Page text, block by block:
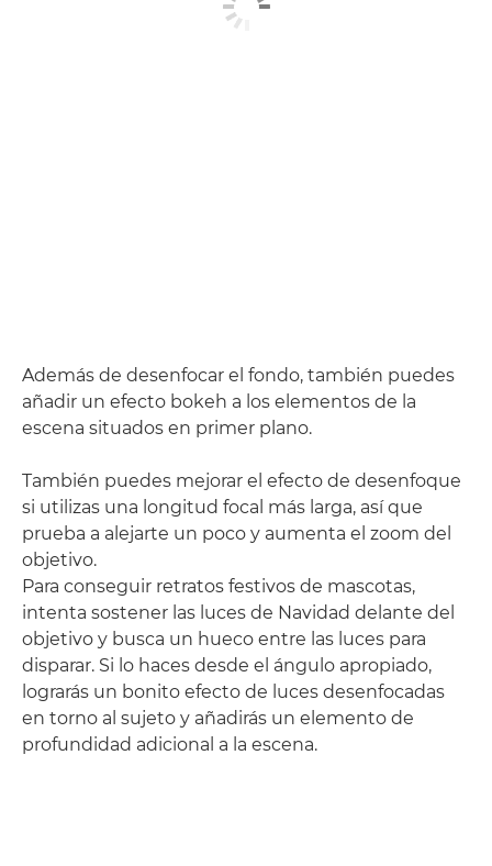
Además de desenfocar el fondo, también puedes
añadir un efecto bokeh a los elementos de la
escena situados en primer plano.
También puedes mejorar el efecto de desenfoque
si utilizas una longitud focal más larga, así que
prueba a alejarte un poco y aumenta el zoom del
objetivo.
Para conseguir retratos festivos de mascotas,
intenta sostener las luces de Navidad delante del
objetivo y busca un hueco entre las luces para
disparar. Si lo haces desde el ángulo apropiado,
lograrás un bonito efecto de luces desenfocadas
en torno al sujeto y añadirás un elemento de
profundidad adicional a la escena.